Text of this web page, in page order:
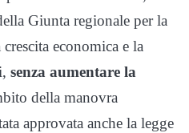
Giunta regionale per la
economica e la
senza aumentare la
della manovra
approvata anche la legge